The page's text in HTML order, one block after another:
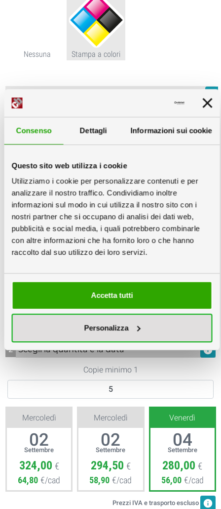
Consenso Dettagli Informazioni sui cookie
Questo sito web utilizza i cookie
Utilizziamo i cookie per personalizzare contenuti e per
analizzare il nostro traffico. Condividiamo inoltre
informazioni sul modo in cui utilizza il nostro sito con i
nostri partner che si occupano di analisi dei dati web,
pubblicità e social media, i quali potrebbero combinarle
con altre informazioni che ha fornito loro o che hanno
raccolto dal suo utilizzo dei loro servizi.
Accetta tutti
Personalizza
Nessuna Stampa a colori
Nessuna Stampa a colori
Imballo:
50x120x7cm
Unico
2 Scegli la quantità e la data info
Copie minimo 1
Mercoledì
02
Settembre
324,00 €
64,80 €/cad
Mercoledì
02
Settembre
294,50 €
58,90 €/cad
Venerdì
04
Settembre
280,00 €
56,00 €/cad
Prezzi IVA e trasporto escluso info